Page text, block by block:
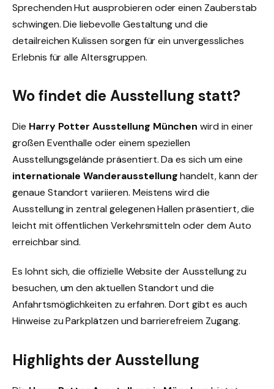
Sprechenden Hut ausprobieren oder einen Zauberstab
schwingen. Die liebevolle Gestaltung und die
detailreichen Kulissen sorgen für ein unvergessliches
Erlebnis für alle Altersgruppen.
Wo findet die Ausstellung statt?
Die Harry Potter Ausstellung München wird in einer
großen Eventhalle oder einem speziellen
Ausstellungsgelände präsentiert. Da es sich um eine
internationale Wanderausstellunghandelt, kann der
genaue Standort variieren. Meistens wird die
Ausstellung in zentral gelegenen Hallen präsentiert, die
leicht mit öffentlichen Verkehrsmitteln oder dem Auto
erreichbar sind.
Es lohnt sich, die offizielle Website der Ausstellung zu
besuchen, um den aktuellen Standort und die
Anfahrtsmöglichkeiten zu erfahren. Dort gibt es auch
Hinweise zu Parkplätzen und barrierefreiem Zugang.
Highlights der Ausstellung